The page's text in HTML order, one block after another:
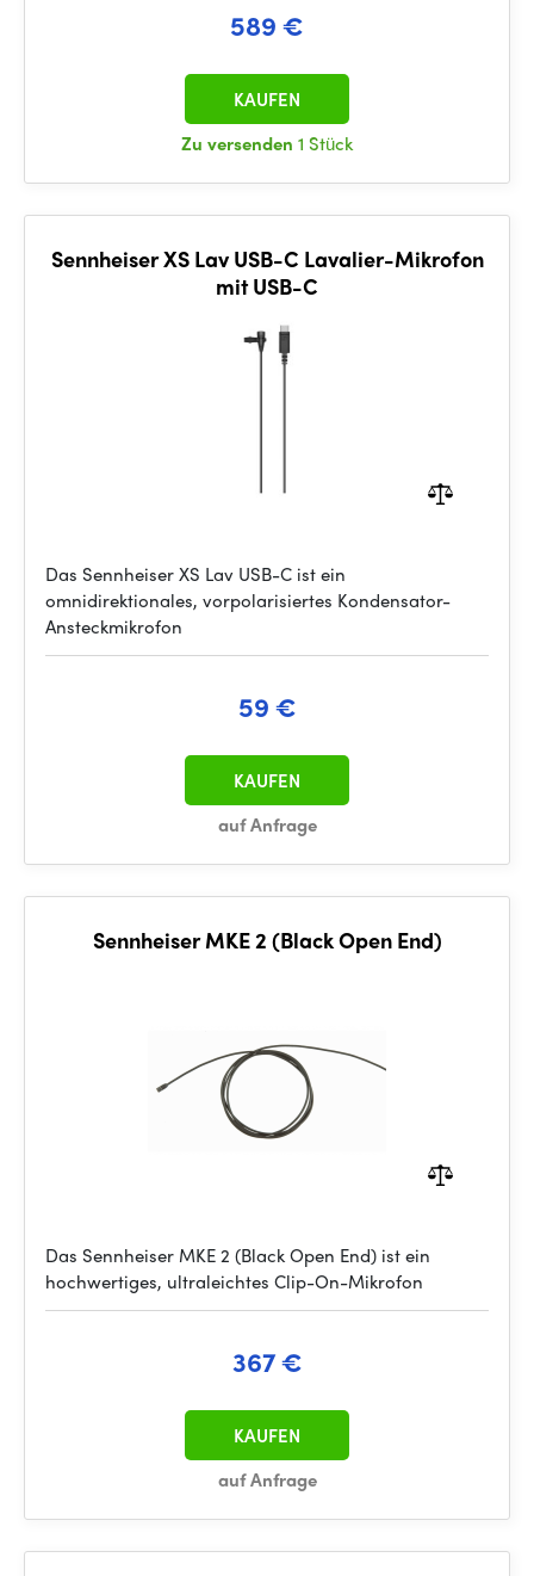
589 €
Zu versenden 1 Stück
KAUFEN
Sennheiser XS Lav USB-C Lavalier-Mikrofon
mit USB-C
Das Sennheiser XS Lav USB-C ist ein
omnidirektionales, vorpolarisiertes Kondensator-
Ansteckmikrofon
59 €
auf Anfrage
KAUFEN
Sennheiser MKE 2 (Black Open End)
Das Sennheiser MKE 2 (Black Open End) ist ein
hochwertiges, ultraleichtes Clip-On-Mikrofon
367 €
auf Anfrage
KAUFEN